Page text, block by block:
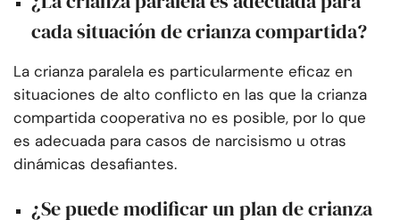
cada situación de crianza compartida?
La crianza paralela es particularmente eficaz en
situaciones de alto conflicto en las que la crianza
compartida cooperativa no es posible, por lo que
es adecuada para casos de narcisismo u otras
dinámicas desafiantes.
¿Se puede modificar un plan de crianza